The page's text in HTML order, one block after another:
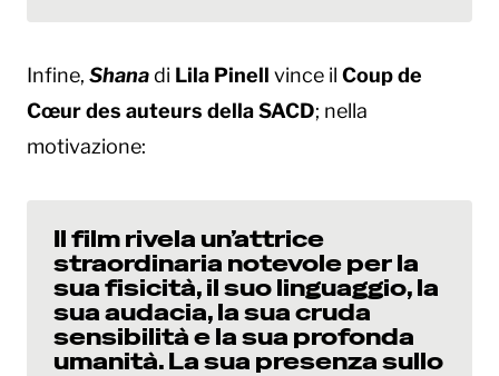
Infine, Shanadi Lila Pinell vince il Coup de
Cœur des auteurs della SACD; nella
motivazione:
Il film rivela un’attrice
straordinaria notevole per la
sua fisicità, il suo linguaggio, la
sua audacia, la sua cruda
sensibilità e la sua profonda
umanità. La sua presenza sullo